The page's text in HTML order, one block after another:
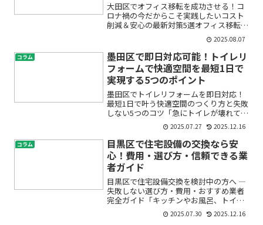
大田区でオフィス移転を成功させる！コ
ロナ禍の今だからこそ実践したいコスト
削減＆安心の最新対策5選オフィス移転を
検討中の皆さま、「どこから手をつけれ
ばいいの？」「感染対策やリモートワー
ク対応って何をしたらいい？」と不安に
感じていませんか。特に...
2025.08.07
コラム
墨田区で即日対応可能！トイレリ
フォームで快適空間を最短1日で
実現する5つのポイント
墨田区でトイレリフォームを即日対応！
最短1日で叶う快適空間のつくり方と失敗
しない5つのコツ「急にトイレが壊れてし
まった」「なるべく早く快適なトイレに
したい」「トイレリフォームって難しそ
うで不安…」——墨田区でトイレのトラ
ブルやリフォームを検...
2025.07.27 2025.12.16
コラム
目黒区で住宅設備の交換なら安
心！費用・選び方・信頼できる業
者ガイド
目黒区で住宅設備交換を検討中の方へ ―
失敗しない選び方・費用・おすすめ業者
完全ガイド「キッチンやお風呂、トイレ
の設備が古くなってきた」「使いづらさ
を感じているけれど、どこに相談したら
2025.07.30 2025.12.16